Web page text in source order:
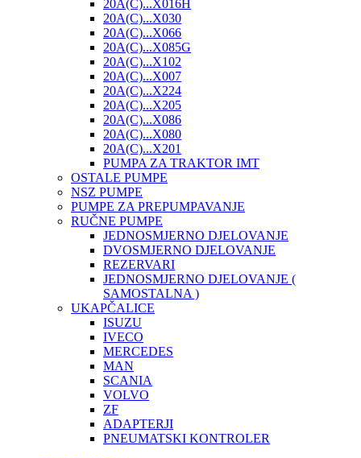
20A(C)...X016H
20A(C)...X030
20A(C)...X066
20A(C)...X085G
20A(C)...X102
20A(C)...X007
20A(C)...X224
20A(C)...X205
20A(C)...X086
20A(C)...X080
20A(C)...X201
PUMPA ZA TRAKTOR IMT
OSTALE PUMPE
NSZ PUMPE
PUMPE ZA PREPUMPAVANJE
RUČNE PUMPE
JEDNOSMJERNO DJELOVANJE
DVOSMJERNO DJELOVANJE
REZERVARI
JEDNOSMJERNO DJELOVANJE (
SAMOSTALNA )
UKAPČALICE
ISUZU
IVECO
MERCEDES
MAN
SCANIA
VOLVO
ZF
ADAPTERJI
PNEUMATSKI KONTROLER